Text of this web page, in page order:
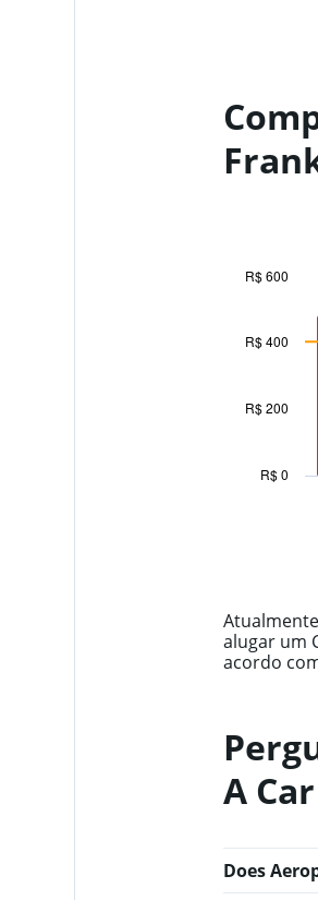
with
has
14
The
Y
axis
displaying
values.
0
to
600.
R$ 0
R$ 200
R$ 400
R$ 600
alugar um
acordo
A Car
Does